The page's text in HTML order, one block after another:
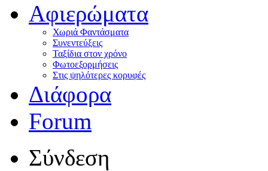
Αφιερώματα
Χωριά Φαντάσματα
Συνεντεύξεις
Ταξίδια στον χρόνο
Φωτοεξορμήσεις
Στις ψηλότερες κορυφές
Διάφορα
Forum
Σύνδεση